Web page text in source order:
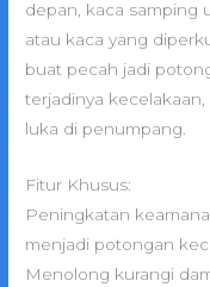
depan, kaca samping
atau kaca yang
buat pecah jadi
terjadinya
luka di penumpang.
Fitur Khusus:
Peningkatan
menjadi potongan
Menolong kurangi